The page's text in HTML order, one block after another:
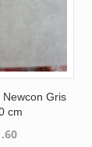
Gris
cm